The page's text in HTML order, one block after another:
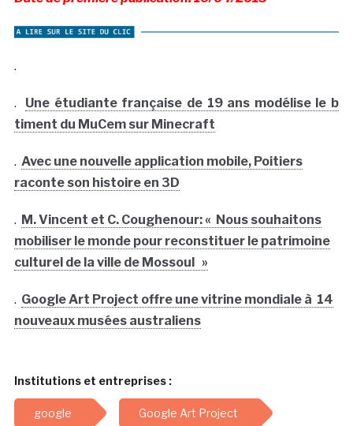
.
. Une étudiante française de 19 ans modélise le b
timent du MuCem sur Minecraft
. Avec une nouvelle application mobile, Poitiers
raconte son histoire en 3D
. M. Vincent et C. Coughenour: « Nous souhaitons
mobiliser le monde pour reconstituer le patrimoine
culturel de la ville de Mossoul »
. Google Art Project offre une vitrine mondiale à 14
nouveaux musées australiens
Institutions et entreprises :
google Google Art Project